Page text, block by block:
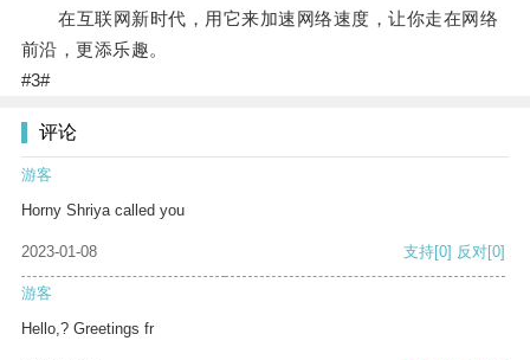
在互联网新时代，用它来加速网络速度，让你走在网络
前沿，更添乐趣。
#3#
评论
游客
Horny Shriya called you
2023-01-08 支持[0] 反对[0]
游客
Hello,? Greetings fr